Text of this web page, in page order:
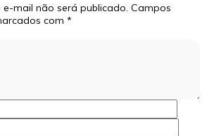
mail não será publicado. Campos
com *